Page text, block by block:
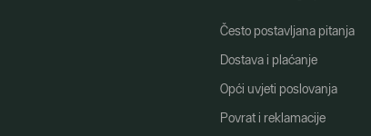
Često postavljana pitanja
Dostava i plaćanje
Opći uvjeti poslovanja
Povrat i reklamacije